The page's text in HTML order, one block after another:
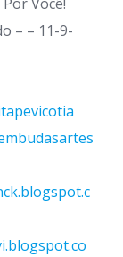
– – 11-9-